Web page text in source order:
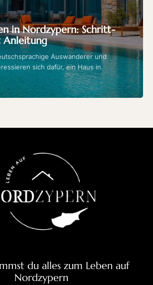
in Nordzypern: Schritt-
Anleitung
Auswanderer und
sich dafür, ein Haus in
du alles zum Leben auf
Nordzypern